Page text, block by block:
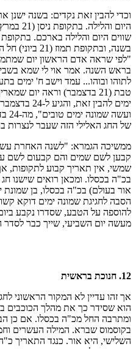
וכדי להבין זאת נקדים: בשנה
בשנה,
"לפי שראה אדם הראשון יום
בראש השנה. אמר אוי לי שמא
לתוהו ובוהו... עמד וישב ח' ימים
ימים להבין
של החג האלילי הזה שעבר לנצרות
ממשיכה הגמרא: "לשנה האחרת
קבען לשם שמים והם קבעום לשם
שמשי, אין תאריך קבוע לתקופות,
בכ"ה בכסלו. ומכאן רואים שישנו
אור בעולם) בכ"ה בכסלו, בן שמונת
הסבה לחגיגת שמונה ימים דוקא
להוספה על הטבע, שסדרו נקבע
מעשה יום השביעי, שייך כבר
12. חנוכת בראשית
אך זהו עדיין לא המקור הראשוני
הוא שסידר כך את מהלך הכוכבים
ומתרבה החל מכ"ה בכסלו. אם כן
בקוסמוס שברא. המילה העשרים
השלישי, היא אור. כנגד התאריך